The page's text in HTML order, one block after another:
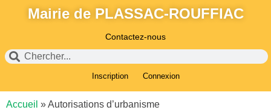
Mairie de PLASSAC-ROUFFIAC
Contactez-nous
Inscription Connexion
Accueil »Autorisations d’urbanisme